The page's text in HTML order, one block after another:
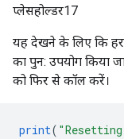
प्लेसहोल्डर17
यह देखने के लिए कि
का पुन: उपयोग किया
को फिर से कॉल करें।
print(